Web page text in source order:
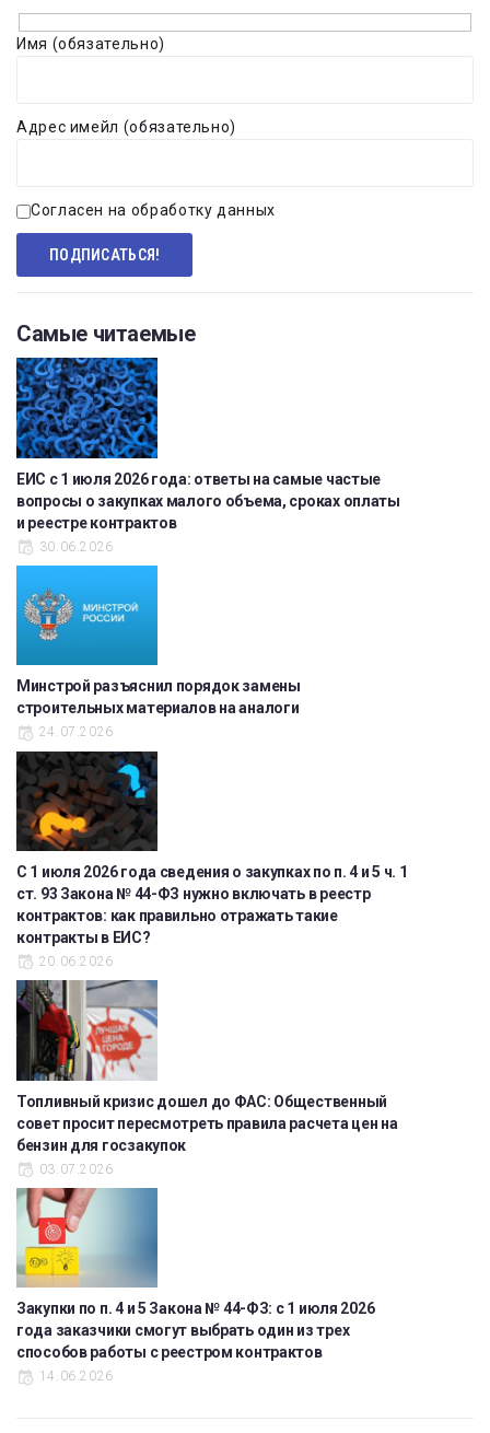
Имя (обязательно)
Адрес имейл (обязательно)
Согласен на обработку данных
Самые читаемые
ЕИС с 1 июля 2026 года: ответы на самые частые
вопросы о закупках малого объема, сроках оплаты
и реестре контрактов
30.06.2026
Минстрой разъяснил порядок замены
строительных материалов на аналоги
24.07.2026
С 1 июля 2026 года сведения о закупках по п. 4 и 5 ч. 1
ст. 93 Закона № 44-ФЗ нужно включать в реестр
контрактов: как правильно отражать такие
контракты в ЕИС?
20.06.2026
Топливный кризис дошел до ФАС: Общественный
совет просит пересмотреть правила расчета цен на
бензин для госзакупок
03.07.2026
Закупки по п. 4 и 5 Закона № 44-ФЗ: с 1 июля 2026
года заказчики смогут выбрать один из трех
способов работы с реестром контрактов
14.06.2026